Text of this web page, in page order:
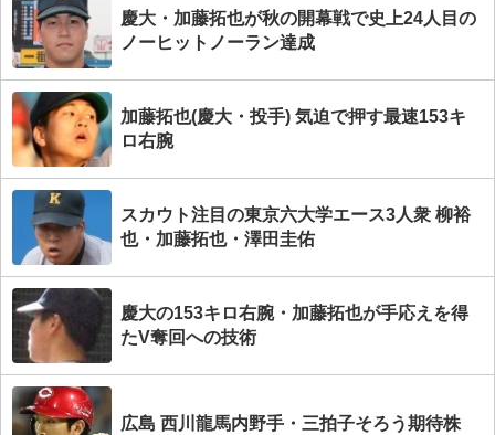
慶大・加藤拓也が秋の開幕戦で史上24人目の
ノーヒットノーラン達成
加藤拓也(慶大・投手) 気迫で押す最速153キ
ロ右腕
スカウト注目の東京六大学エース3人衆 柳裕
也・加藤拓也・澤田圭佑
慶大の153キロ右腕・加藤拓也が手応えを得
たV奪回への技術
広島 西川龍馬内野手・三拍子そろう期待株